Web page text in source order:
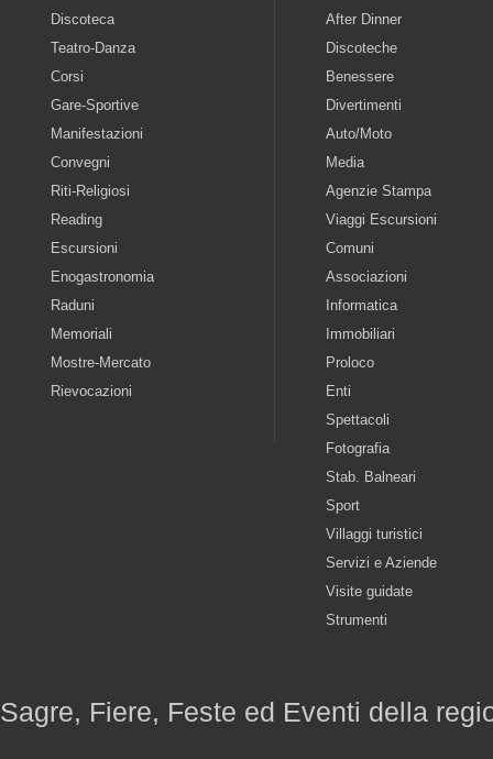
Discoteca
Teatro-Danza
Corsi
Gare-Sportive
Manifestazioni
Convegni
Riti-Religiosi
Reading
Escursioni
Enogastronomia
Raduni
Memoriali
Mostre-Mercato
Rievocazioni
After Dinner
Discoteche
Benessere
Divertimenti
Auto/Moto
Media
Agenzie Stampa
Viaggi Escursioni
Comuni
Associazioni
Informatica
Immobiliari
Proloco
Enti
Spettacoli
Fotografia
Stab. Balneari
Sport
Villaggi turistici
Servizi e Aziende
Visite guidate
Strumenti
Sagre, Fiere, Feste ed Eventi della